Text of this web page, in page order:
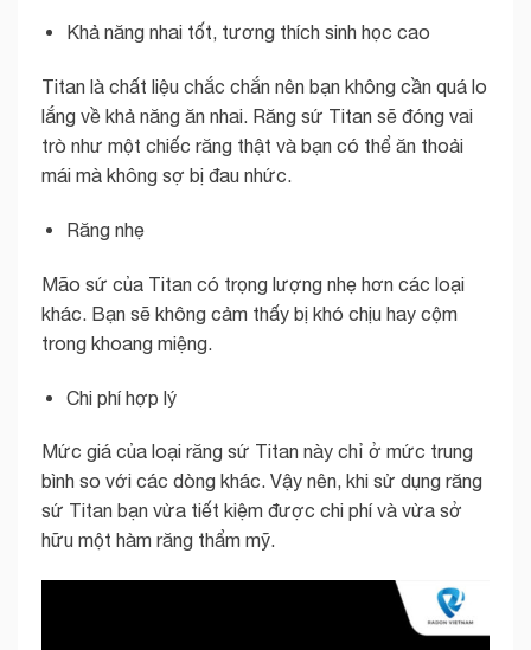
Khả năng nhai tốt, tương thích sinh học cao
Titan là chất liệu chắc chắn nên bạn không cần quá lo
lắng về khả năng ăn nhai. Răng sứ Titan sẽ đóng vai
trò như một chiếc răng thật và bạn có thể ăn thoải
mái mà không sợ bị đau nhức.
Răng nhẹ
Mão sứ của Titan có trọng lượng nhẹ hơn các loại
khác. Bạn sẽ không cảm thấy bị khó chịu hay cộm
trong khoang miệng.
Chi phí hợp lý
Mức giá của loại răng sứ Titan này chỉ ở mức trung
bình so với các dòng khác. Vậy nên, khi sử dụng răng
sứ Titan bạn vừa tiết kiệm được chi phí và vừa sở
hữu một hàm răng thẩm mỹ.